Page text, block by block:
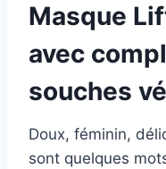
Masque
avec
souches
Doux, féminin,
sont quelques